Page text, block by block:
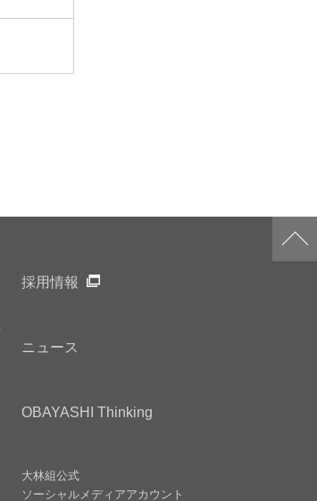
採用情報
ニュース
OBAYASHI Thinking
大林組公式
ソーシャルメディアアカウント